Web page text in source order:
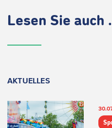
Lesen Sie auch
AKTUELLES